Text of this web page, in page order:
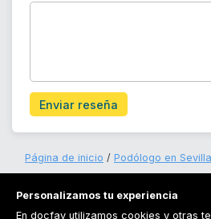
Enviar reseña
Página de inicio Podólogo en Sevilla
Personalizamos tu experiencia
En docfav utilizamos cookies y otras